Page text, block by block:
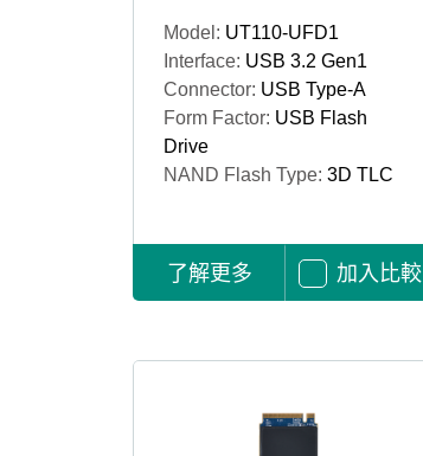
Model: UT110-UFD1
Interface: USB 3.2 Gen1
Connector: USB Type-A
Form Factor: USB Flash
Drive
NAND Flash Type: 3D TLC
了解更多 加入比較